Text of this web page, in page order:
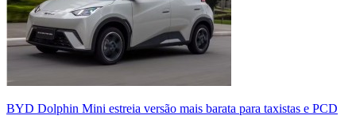
BYD Dolphin Mini estreia versão mais barata para taxistas e PCD